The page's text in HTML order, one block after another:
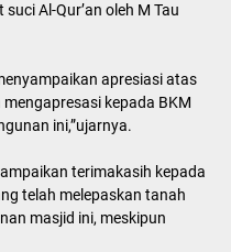
Al-Qur’an oleh M Tau
apresiasi atas
kepada BKM
ini,”ujarnya.
terimakasih kepada
telah melepaskan tanah
masjid ini, meskipun